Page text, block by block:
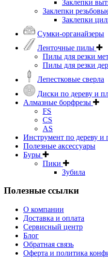
Заклепки
Заклепки
Заклепки
Сумки-органайзеры
Ленточные пилы
Пилы для резки
Пилы для резки
Лепестковые сверла
Диски по дереву и
Алмазные борфрезы
FS
CS
AS
Инструмент по дереву и
Полезные аксессуары
Буры
Пики
Зубила
Полезные ссылки
О компании
Доставка и оплата
Сервисный центр
Блог
Обратная связь
Оферта и политика